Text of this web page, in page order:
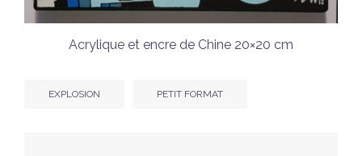
Acrylique et encre de Chine 20×20 cm
EXPLOSION PETIT FORMAT